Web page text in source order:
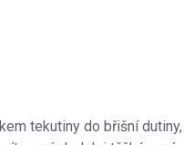
tekutiny do břišní